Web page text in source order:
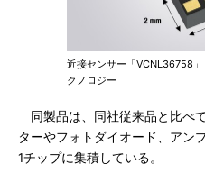
近接センサー「VCNL36758
クノロジー
同製品は、同社従来品と比べ
ターやフォトダイオード、アン
1チップに集積している。